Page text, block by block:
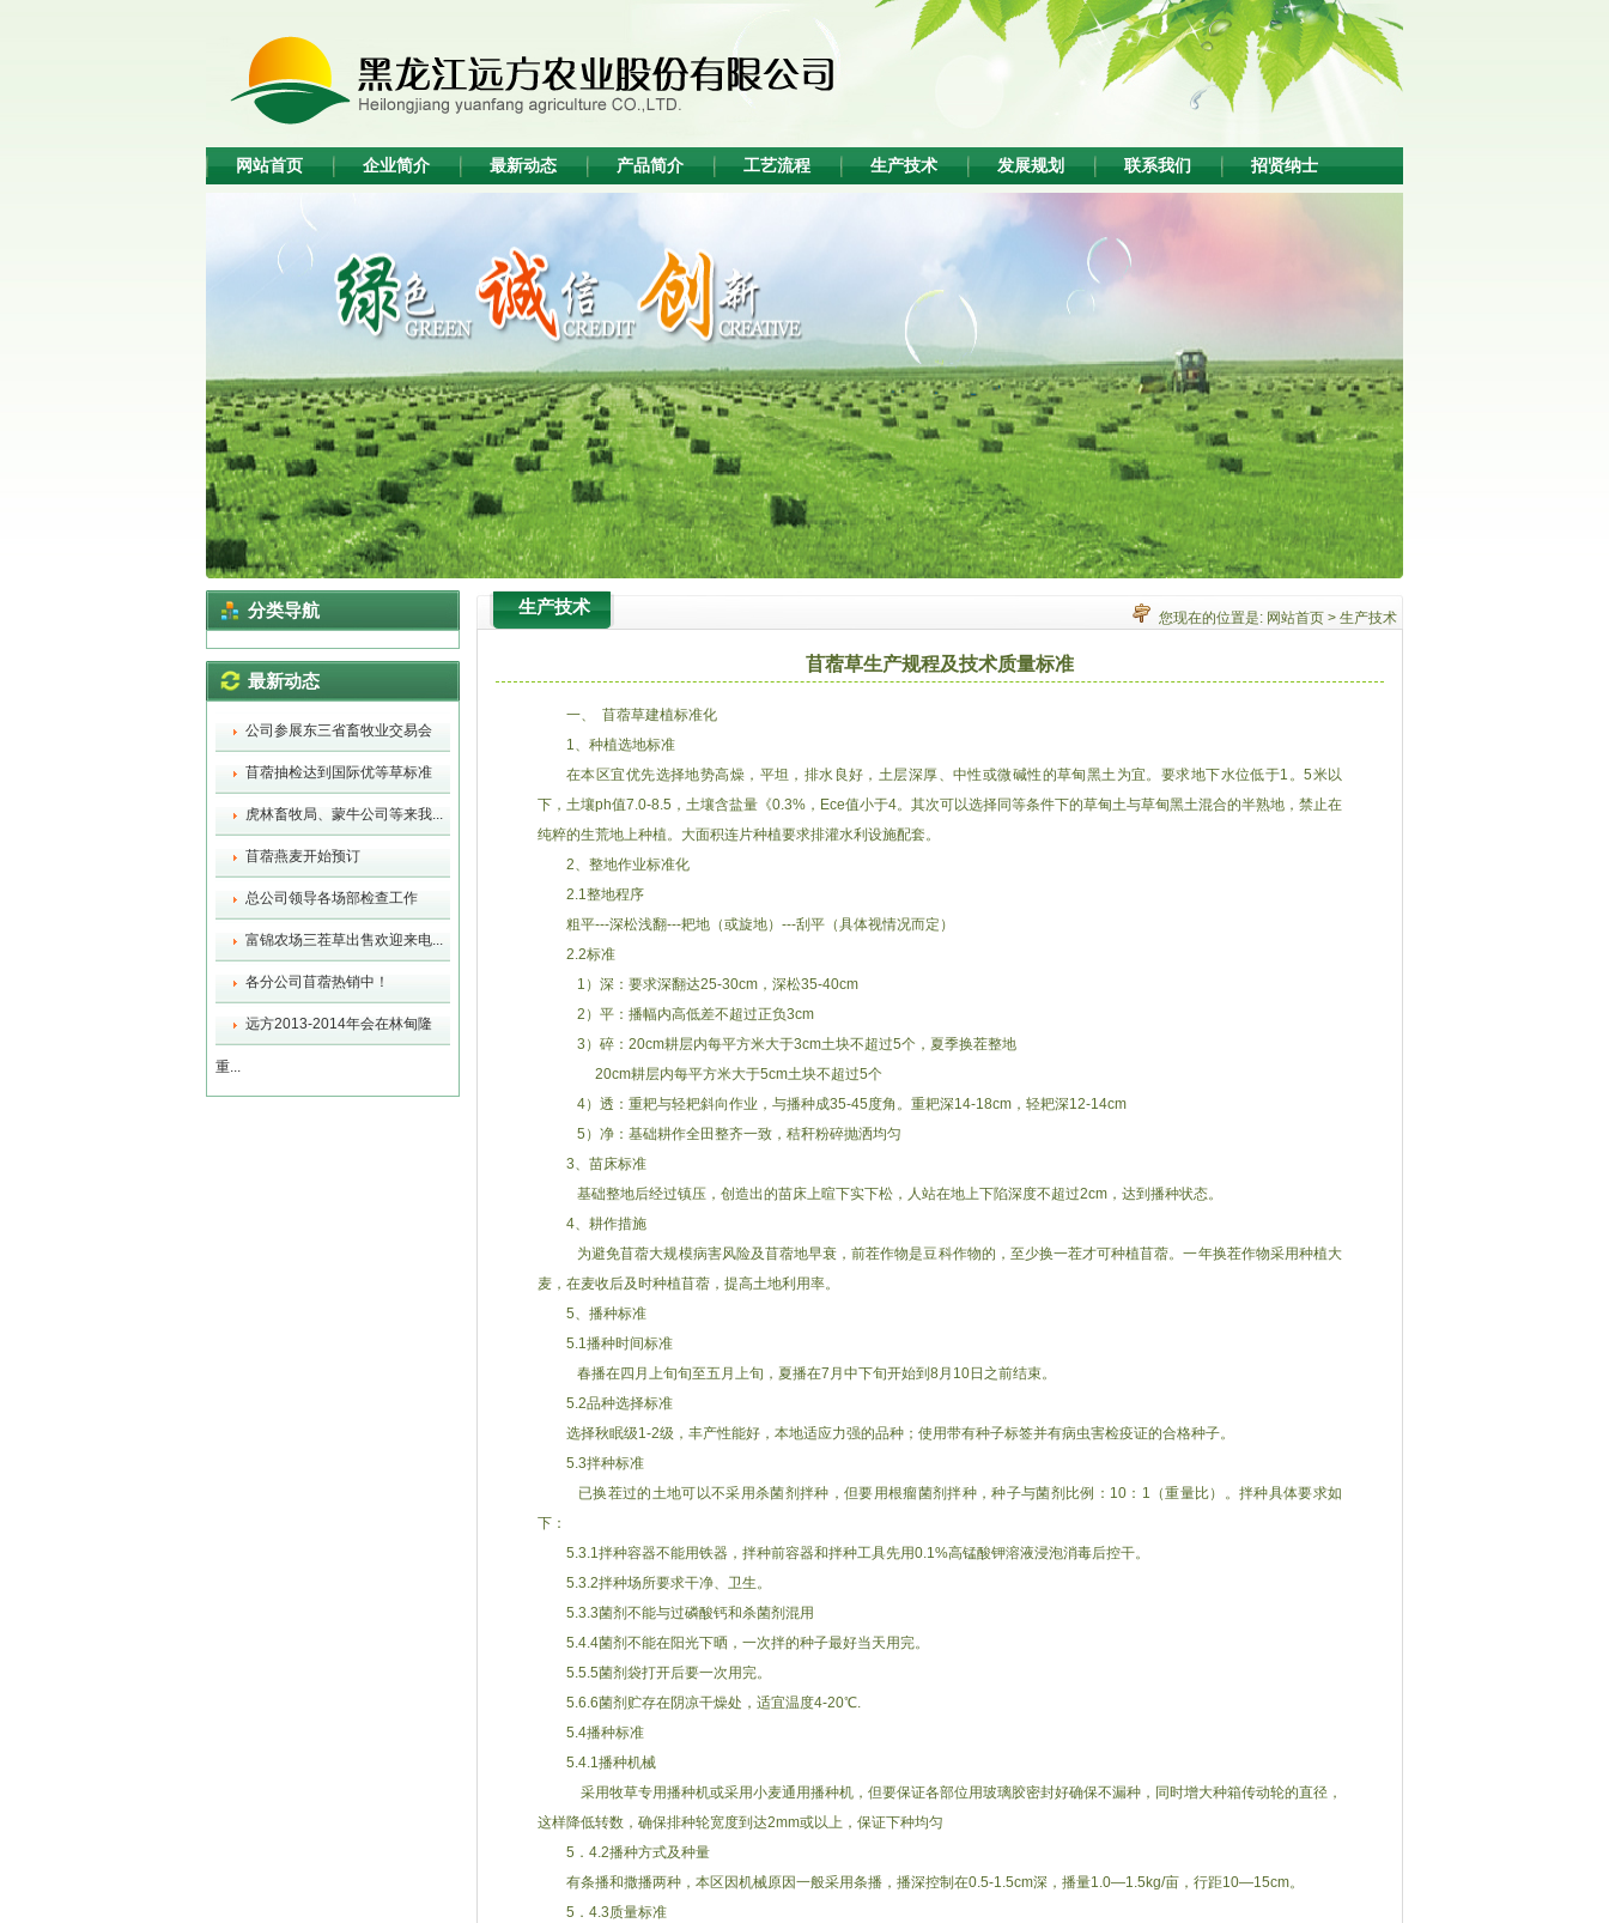
网站首页 企业简介 最新动态 产品简介 工艺流程 生产技术 发展规划 联系我们 招贤纳士
生产技术
您现在的位置是: 网站首页 > 生产技术
苜蓿草生产规程及技术质量标准
一、 苜蓿草建植标准化
1、种植选地标准
在本区宜优先选择地势高燥，平坦，排水良好，土层深厚、中性或微碱性的草甸黑土为宜。要求地下水位低于1。5米以
下，土壤ph值7.0-8.5，土壤含盐量《0.3%，Ece值小于4。其次可以选择同等条件下的草甸土与草甸黑土混合的半熟地，禁止在
纯粹的生荒地上种植。大面积连片种植要求排灌水利设施配套。
2、整地作业标准化
2.1整地程序
粗平---深松浅翻---耙地（或旋地）---刮平（具体视情况而定）
2.2标准
1）深：要求深翻达25-30cm，深松35-40cm
2）平：播幅内高低差不超过正负3cm
3）碎：20cm耕层内每平方米大于3cm土块不超过5个，夏季换茬整地
20cm耕层内每平方米大于5cm土块不超过5个
4）透：重耙与轻耙斜向作业，与播种成35-45度角。重耙深14-18cm，轻耙深12-14cm
5）净：基础耕作全田整齐一致，秸秆粉碎抛洒均匀
3、苗床标准
基础整地后经过镇压，创造出的苗床上暄下实下松，人站在地上下陷深度不超过2cm，达到播种状态。
4、耕作措施
为避免苜蓿大规模病害风险及苜蓿地早衰，前茬作物是豆科作物的，至少换一茬才可种植苜蓿。一年换茬作物采用种植大
麦，在麦收后及时种植苜蓿，提高土地利用率。
5、播种标准
5.1播种时间标准
春播在四月上旬旬至五月上旬，夏播在7月中下旬开始到8月10日之前结束。
5.2品种选择标准
选择秋眠级1-2级，丰产性能好，本地适应力强的品种；使用带有种子标签并有病虫害检疫证的合格种子。
5.3拌种标准
已换茬过的土地可以不采用杀菌剂拌种，但要用根瘤菌剂拌种，种子与菌剂比例：10：1（重量比）。拌种具体要求如
下：
5.3.1拌种容器不能用铁器，拌种前容器和拌种工具先用0.1%高锰酸钾溶液浸泡消毒后控干。
5.3.2拌种场所要求干净、卫生。
5.3.3菌剂不能与过磷酸钙和杀菌剂混用
5.4.4菌剂不能在阳光下晒，一次拌的种子最好当天用完。
5.5.5菌剂袋打开后要一次用完。
5.6.6菌剂贮存在阴凉干燥处，适宜温度4-20℃.
5.4播种标准
5.4.1播种机械
采用牧草专用播种机或采用小麦通用播种机，但要保证各部位用玻璃胶密封好确保不漏种，同时增大种箱传动轮的直径，
这样降低转数，确保排种轮宽度到达2mm或以上，保证下种均匀
5．4.2播种方式及种量
有条播和撒播两种，本区因机械原因一般采用条播，播深控制在0.5-1.5cm深，播量1.0—1.5kg/亩，行距10—15cm。
5．4.3质量标准
分类导航
最新动态
公司参展东三省畜牧业交易会
苜蓿抽检达到国际优等草标准
虎林畜牧局、蒙牛公司等来我...
苜蓿燕麦开始预订
总公司领导各场部检查工作
富锦农场三茬草出售欢迎来电...
各分公司苜蓿热销中！
远方2013-2014年会在林甸隆
重...